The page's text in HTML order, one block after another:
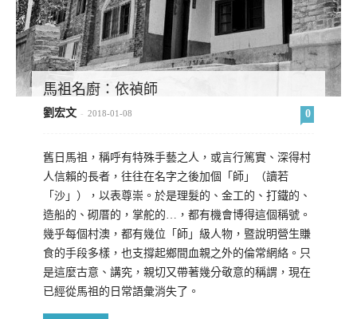
馬祖名廚：依禎師
劉宏文 - 2018-01-08 0
舊日馬祖，稱呼有特殊手藝之人，或言行篤實、深得村
人信賴的長者，往往在名字之後加個「師」（讀若
「沙」），以表尊崇。於是理髮的、金工的、打鐵的、
造船的、砌厝的，掌舵的…，都有機會博得這個稱號。
幾乎每個村澳，都有幾位「師」級人物，暨說明營生賺
食的手段多樣，也支撐起鄉間血親之外的倫常網絡。只
是這麼古意、講究，親切又帶著幾分敬意的稱謂，現在
已經從馬祖的日常語彙消失了。